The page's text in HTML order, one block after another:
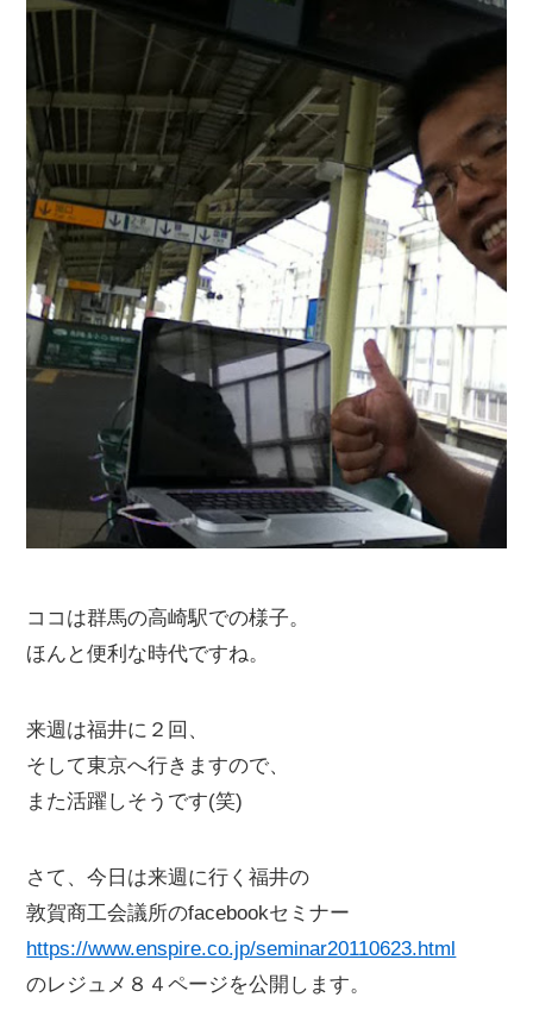
ココは群馬の高崎駅での様子。
ほんと便利な時代ですね。
来週は福井に２回、
そして東京へ行きますので、
また活躍しそうです(笑)
さて、今日は来週に行く福井の
敦賀商工会議所のfacebookセミナー
https://www.enspire.co.jp/seminar20110623.html
のレジュメ８４ページを公開します。